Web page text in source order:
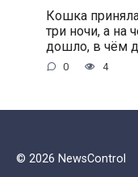
Кошка
три ночи, а на
дошло, в чём
0 4
© 2026 NewsControl